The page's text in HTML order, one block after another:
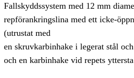
Fallskyddssystem med 12 mm
repförankringslina med ett icke-
(utrustat med
en skruvkarbinhake i legerat stål
och en karbinhake vid repets